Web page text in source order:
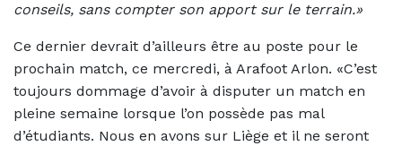
conseils, sans compter son apport sur le terrain.»
Ce dernier devrait d’ailleurs être au poste pour le
prochain match, ce mercredi, à Arafoot Arlon. «C’est
toujours dommage d’avoir à disputer un match en
pleine semaine lorsque l’on possède pas mal
d’étudiants. Nous en avons sur Liège et il ne seront